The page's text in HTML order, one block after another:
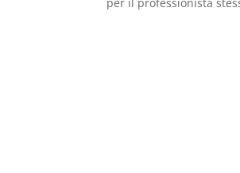
per il professionista